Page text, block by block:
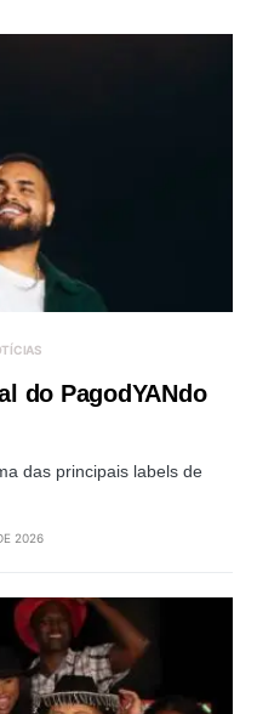
do PagodYANdo
das principais labels de
2026